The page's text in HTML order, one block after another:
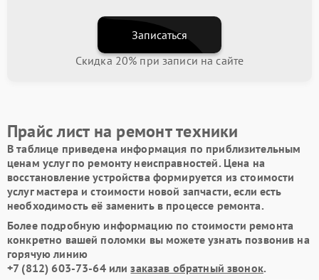
Записаться
Скидка 20% при записи на сайте
Прайс лист на ремонт техники
В таблице приведена информация по приблизительным
ценам услуг по ремонту неисправностей. Цена на
восстановление устройства формируется из стоимости
услуг мастера и стоимости новой запчасти, если есть
необходимость её заменить в процессе ремонта.
Более подробную информацию по стоимости ремонта
конкретно вашей поломки вы можете узнать позвонив на
горячую линию
+7 (812) 603-73-64илизаказав обратный звонок.